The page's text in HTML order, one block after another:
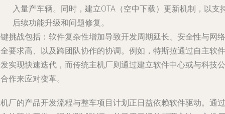
入量产车辆。同时，建立OTA（空中下载）更新机制，以支
后续功能升级和问题修复。
挑战包括：软件复杂性增加导致开发周期延长、安全性与网络
要求高、以及跨团队协作的协调。例如，特斯拉通过自主软件
实现快速迭代，而传统主机厂则通过建立软件中心或与科技公
作来应对变革。
厂的产品开发流程与整车项目计划正日益依赖软件驱动。通过